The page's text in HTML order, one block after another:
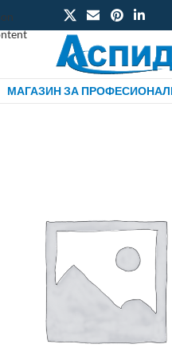
МАГАЗИН ЗА